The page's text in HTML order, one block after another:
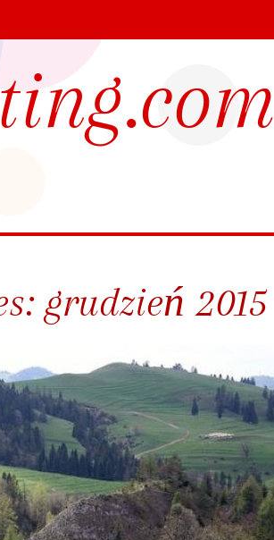
grudzień 2015